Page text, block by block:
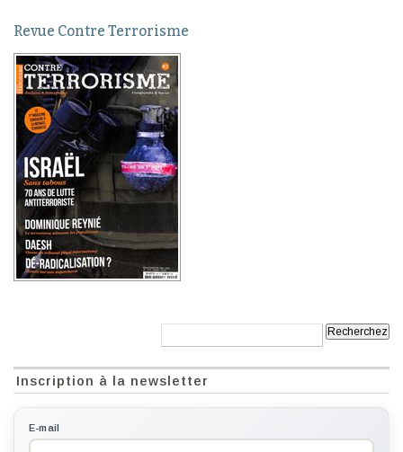
Revue Contre Terrorisme
Inscription à la newsletter
E-mail